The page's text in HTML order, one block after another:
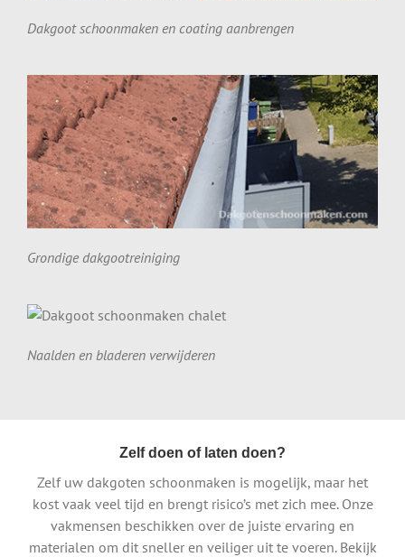
Dakgoot schoonmaken en coating aanbrengen
Grondige dakgootreiniging
Naalden en bladeren verwijderen
Zelf doen of laten doen?
Zelf uw dakgoten schoonmaken is mogelijk, maar het
kost vaak veel tijd en brengt risico’s met zich mee. Onze
vakmensen beschikken over de juiste ervaring en
materialen om dit sneller en veiliger uit te voeren. Bekijk